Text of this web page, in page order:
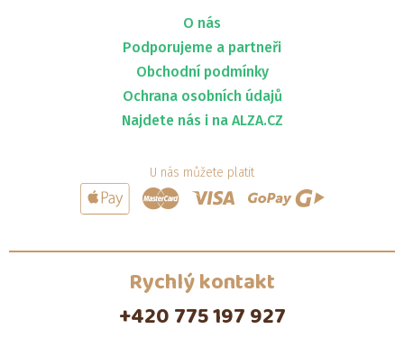
O nás
Podporujeme a partneři
Obchodní podmínky
Ochrana osobních údajů
Najdete nás i na ALZA.CZ
U nás můžete platit
Rychlý kontakt
+420 775 197 927